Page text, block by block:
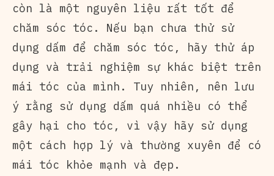
còn là một nguyên liệu rất tốt để
chăm sóc tóc. Nếu bạn chưa thử sử
dụng dấm để chăm sóc tóc, hãy thử áp
dụng và trải nghiệm sự khác biệt trên
mái tóc của mình. Tuy nhiên, nên lưu
ý rằng sử dụng dấm quá nhiều có thể
gây hại cho tóc, vì vậy hãy sử dụng
một cách hợp lý và thường xuyên để có
mái tóc khỏe mạnh và đẹp.